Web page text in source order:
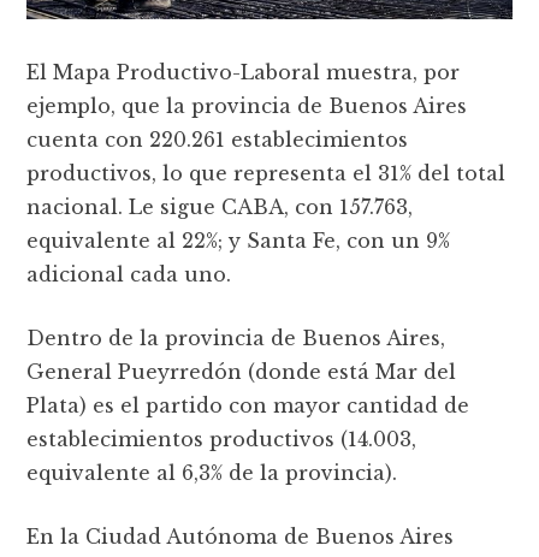
El Mapa Productivo-Laboral muestra, por
ejemplo, que la provincia de Buenos Aires
cuenta con 220.261 establecimientos
productivos, lo que representa el 31% del total
nacional. Le sigue CABA, con 157.763,
equivalente al 22%; y Santa Fe, con un 9%
adicional cada uno.
Dentro de la provincia de Buenos Aires,
General Pueyrredón (donde está Mar del
Plata) es el partido con mayor cantidad de
establecimientos productivos (14.003,
equivalente al 6,3% de la provincia).
En la Ciudad Autónoma de Buenos Aires